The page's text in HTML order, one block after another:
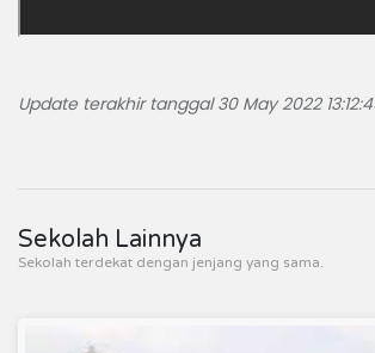
Update terakhir tanggal 30 May 2022
Sekolah Lainnya
Sekolah terdekat dengan jenjang yang sama.